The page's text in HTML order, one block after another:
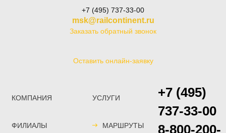
+7 (495) 737-33-00
msk@railcontinent.ru
Заказать обратный звонок
Оставить онлайн-заявку
КОМПАНИЯ УСЛУГИ
ФИЛИАЛЫ МАРШРУТЫ
+7 (495)
737-33-00
8-800-200-